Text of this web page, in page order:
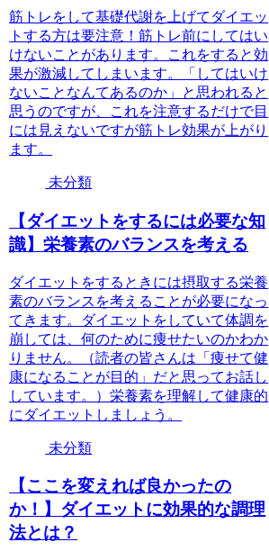
筋トレをして基礎代謝を上げてダイエッ
トする方は要注意！筋トレ前にしてはい
けないことがあります。これをすると効
果が激減してしまいます。「してはいけ
ないことなんてあるのか」と思われると
思うのですが、これを注意するだけで目
には見えないですが筋トレ効果が上がり
ます。
未分類
【ダイエットをするには必要な知
識】栄養素のバランスを考える
ダイエットをするときには摂取する栄養
素のバランスを考えることが必要になっ
てきます。ダイエットをしていて体調を
崩しては、何のために痩せたいのかわか
りません。（読者の皆さんは「痩せて健
康になることが目的」だと思ってお話し
しています。）栄養素を理解して健康的
にダイエットしましょう。
未分類
【ここを変えれば良かったの
か！】ダイエットに効果的な調理
法とは？